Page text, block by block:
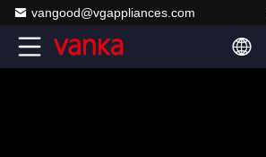
vangood@vgappliances.com